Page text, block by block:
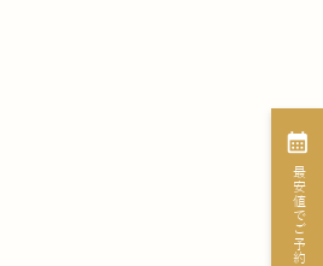
calendar_month
最安値でご予約